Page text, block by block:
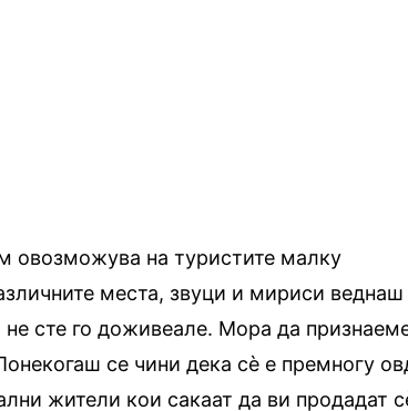
овозможува на туристите малку
места, звуци и мириси веднаш
сте го доживеале. Мора да
се чини дека сè е премногу
жители кои сакаат да ви продадат